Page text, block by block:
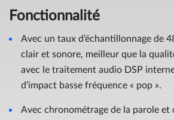
Fonctionnalité
Avec un taux d’échantillonnage de
clair et sonore, meilleur que la
avec le traitement audio DSP
d’impact basse fréquence « pop ».
Avec chronométrage de la parole et